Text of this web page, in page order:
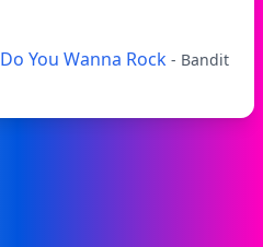
Do You Wanna Rock - Bandit